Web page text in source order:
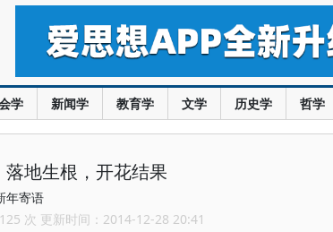
学 新闻学 教育学 文学 历史学 哲学
地生根，开花结果
寄语
次 更新时间：2014-12-28 20:41